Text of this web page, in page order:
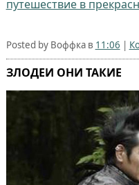
путешествие в
Posted by Воффка в 11:06 |
ЗЛОДЕИ ОНИ ТАКИЕ